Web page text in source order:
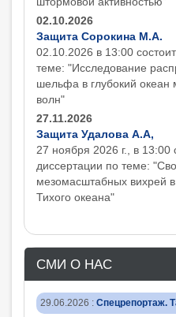
02.10.2026
Защита Сорокина М.А.
02.10.2026 в 13:00
теме: "Исследование
шельфа в глубокий
волн"
27.11.2026
Защита Удалова А.А,
27 ноября 2026 г., в 13:00
диcсертации по теме:
мезомасштабных вихрей
Тихого океана"
СМИ О НАС
29.06.2026 : Спецрепортаж.